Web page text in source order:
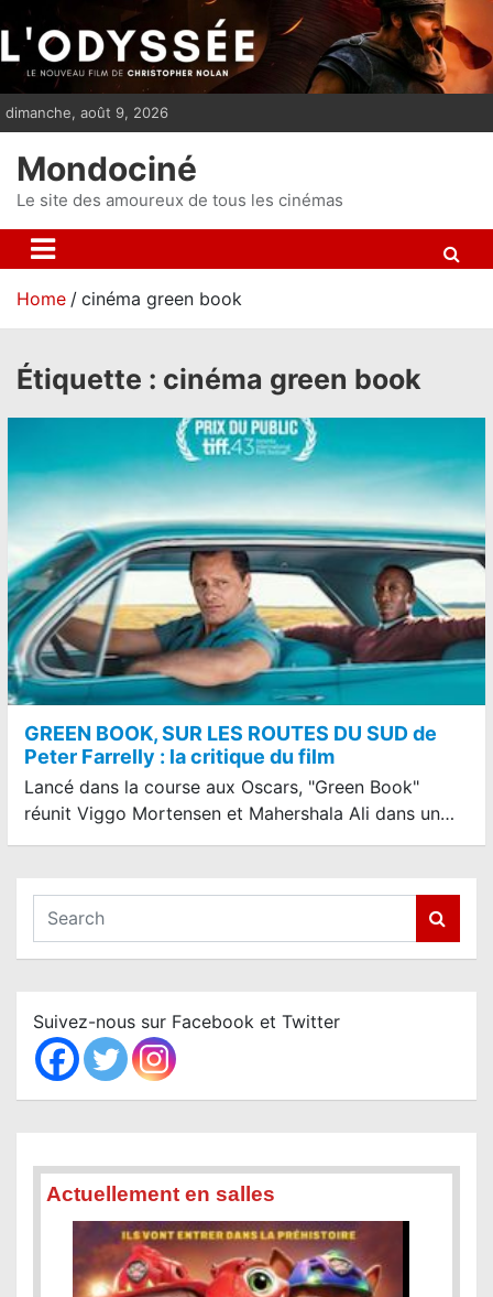
i
p
t
n
t
dimanche, août 9, 2026
Mondociné
Le site des amoureux de tous les cinémas
Home cinéma green book
Étiquette : cinéma green book
GREEN BOOK, SUR LES ROUTES DU SUD de
Peter Farrelly : la critique du film
Lancé dans la course aux Oscars, "Green Book"
réunit Viggo Mortensen et Mahershala Ali dans un…
a
c
h
Suivez-nous sur Facebook et Twitter
Actuellement en salles